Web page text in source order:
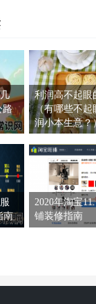
路
利润高不起眼
（有哪些不起
润小本生意？
南
2020年淘宝
铺装修指南